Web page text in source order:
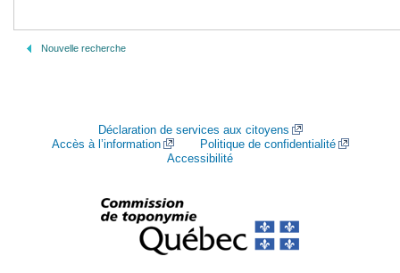
Nouvelle recherche
Déclaration de services aux citoyens
Accès à l’information
Politique de confidentialité
Accessibilité